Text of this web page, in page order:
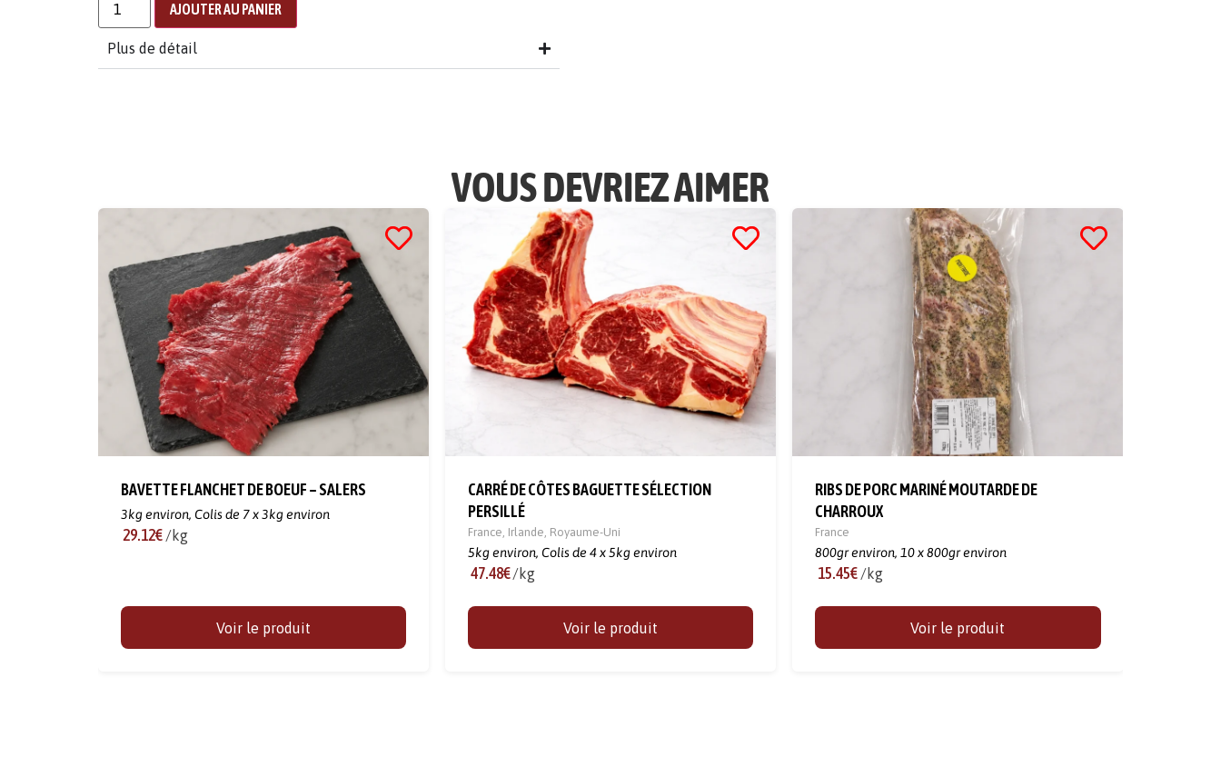
AJOUTER AU PANIER
Plus de détail
VOUS DEVRIEZ AIMER
BAVETTE FLANCHET DE BOEUF – SALERS
3kg environ, Colis de 7 x 3kg environ
29.12€ /kg
Voir le produit
CARRÉ DE CÔTES BAGUETTE SÉLECTION
PERSILLÉ
France Irlande Royaume-Uni
5kg environ, Colis de 4 x 5kg environ
47.48€/kg
Voir le produit
RIBS DE PORC MARINÉ MOUTARDE DE
CHARROUX
France
800gr environ, 10 x 800gr environ
15.45€ /kg
Voir le produit